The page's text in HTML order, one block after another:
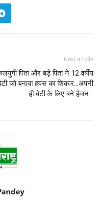
Next article
पिता और बड़े पिता ने 12 वर्षीय
को बनाया हवस का शिकार…अपनी
ही बेटी के लिए बने हैवान…